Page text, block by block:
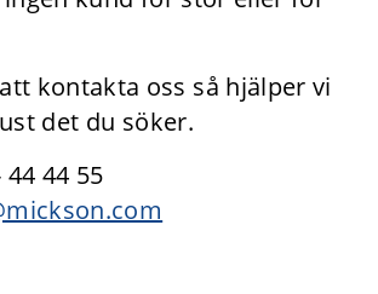
kontakta oss så hjälper vi
det du söker.
44 55